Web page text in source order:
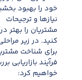
خود را بهبود
نیازها و ترجیحات
مشتریان را بهتر
کنید. در زیر
برای شناخت
فرآیند بازاریابی
خواهیم کرد: